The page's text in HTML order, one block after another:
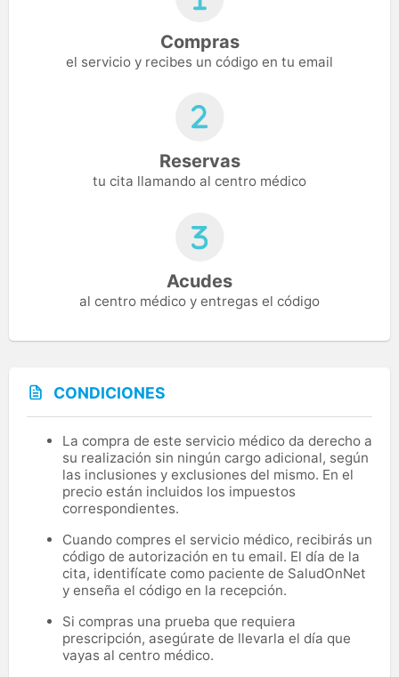
Compras
el servicio y recibes un código en tu email
Reservas
tu cita llamando al centro médico
Acudes
al centro médico y entregas el código
CONDICIONES
La compra de este servicio médico da derecho a
su realización sin ningún cargo adicional, según
las inclusiones y exclusiones del mismo. En el
precio están incluidos los impuestos
correspondientes.
Cuando compres el servicio médico, recibirás un
código de autorización en tu email. El día de la
cita, identifícate como paciente de SaludOnNet
y enseña el código en la recepción.
Si compras una prueba que requiera
prescripción, asegúrate de llevarla el día que
vayas al centro médico.